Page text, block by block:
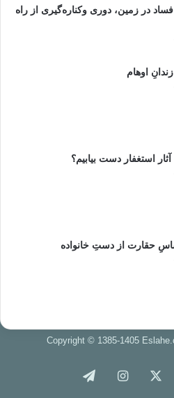
در زمین‌، دوری وکناره‌گیری از راه
اوهام
استغفار دست بیابیم؟
حقارت از دستِ خانواده
Copyright © 1385-1405
اینستاگرام